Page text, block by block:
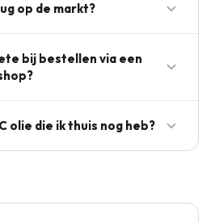
CB1-binding dan THC en
op de markt?
zich gevestigd als legale
bij bestellen via een
raden af.
olie die ik thuis nog heb?